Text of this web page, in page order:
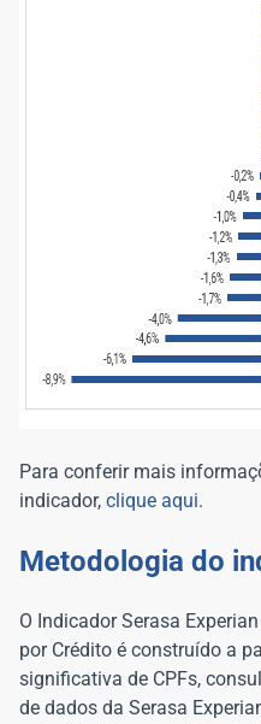
Para conferir mais
indicador, clique aqui.
Metodologia do
O Indicador Serasa
por Crédito é construído a
significativa de CPFs,
de dados da Serasa